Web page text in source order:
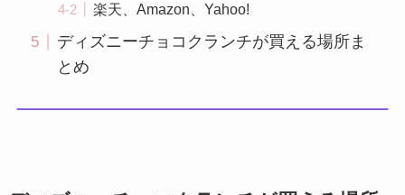
楽天、Amazon、Yahoo!
ディズニーチョコクランチが買える場所ま
とめ